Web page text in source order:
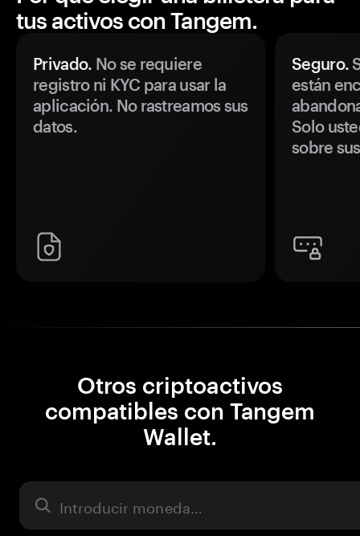
tus activos con Tangem.
Privado. No se requiere
registro ni KYC para usar la
aplicación. No rastreamos sus
datos.
Seguro.
están
Solo
sobre
Otros criptoactivos
compatibles con Tangem
Wallet.
Activo